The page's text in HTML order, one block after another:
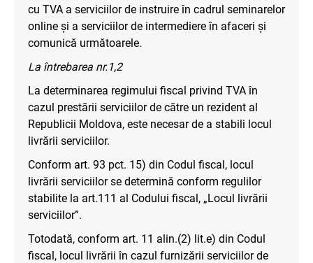
cu TVA a serviciilor de instruire în cadrul seminarelor
online și a serviciilor de intermediere în afaceri și
comunică următoarele.
La întrebarea nr.1,2
La determinarea regimului fiscal privind TVA în
cazul prestării serviciilor de către un rezident al
Republicii Moldova, este necesar de a stabili locul
livrării serviciilor.
Conform art. 93 pct. 15) din Codul fiscal, locul
livrării serviciilor se determină conform regulilor
stabilite la art.111 al Codului fiscal, „Locul livrării
serviciilor”.
Totodată, conform art. 11 alin.(2) lit.e) din Codul
fiscal, locul livrării în cazul furnizării serviciilor de